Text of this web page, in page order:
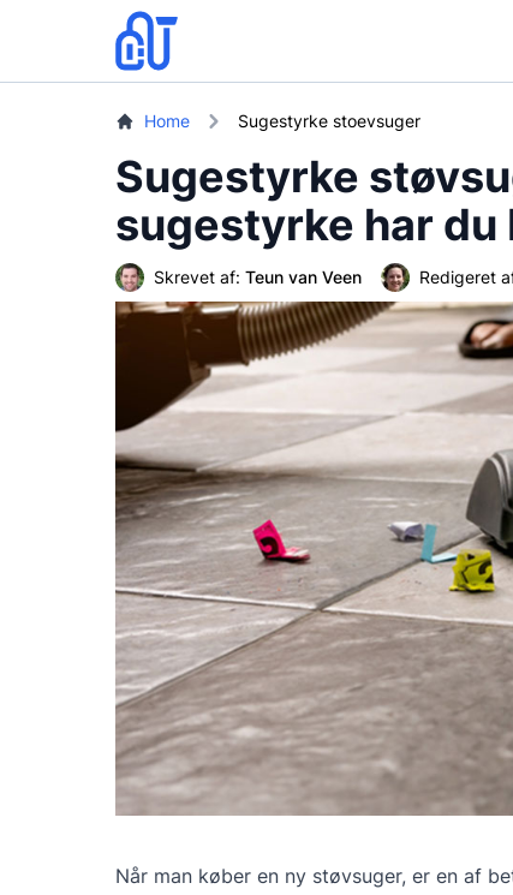
Home Sugestyrke stoevsuger
Sugestyrke
sugestyrke har du
Skrevet af: Teun van Veen Redigeret
Når man køber en ny støvsuger, er en af